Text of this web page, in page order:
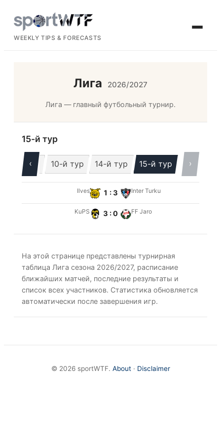
WEEKLY TIPS & FORECASTS
Лига 2026/2027
Лига — главный футбольный турнир.
15-й тур
‹
9-й тур 10-й тур 14-й тур 15-й тур ›
Ilves 1 : 3 Inter Turku
KuPS 3 : 0 FF Jaro
На этой странице представлены турнирная
таблица Лига сезона 2026/2027, расписание
ближайших матчей, последние результаты и
список всех участников. Статистика обновляется
автоматически после завершения игр.
© 2026 sportWTF. About· Disclaimer